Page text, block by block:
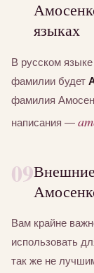
языках
В русском
фамилии будет
фамилия
написания —
09
Вам крайне
использовать
так же не